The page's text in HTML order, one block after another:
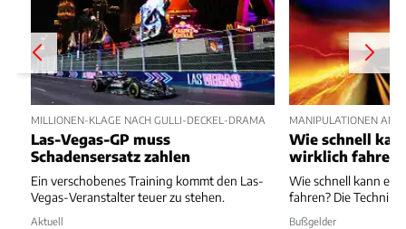
MILLIONEN-KLAGE NACH GULLI-DECKEL-DRAMA
Las-Vegas-GP muss
Schadensersatz zahlen
Ein verschobenes Training kommt den Las-
Vegas-Veranstalter teuer zu stehen.
Aktuell
MANIPULATIONEN AN
Wie schnell
wirklich fahren?
Wie schnell kann
fahren? Die Technik
Bußgelder